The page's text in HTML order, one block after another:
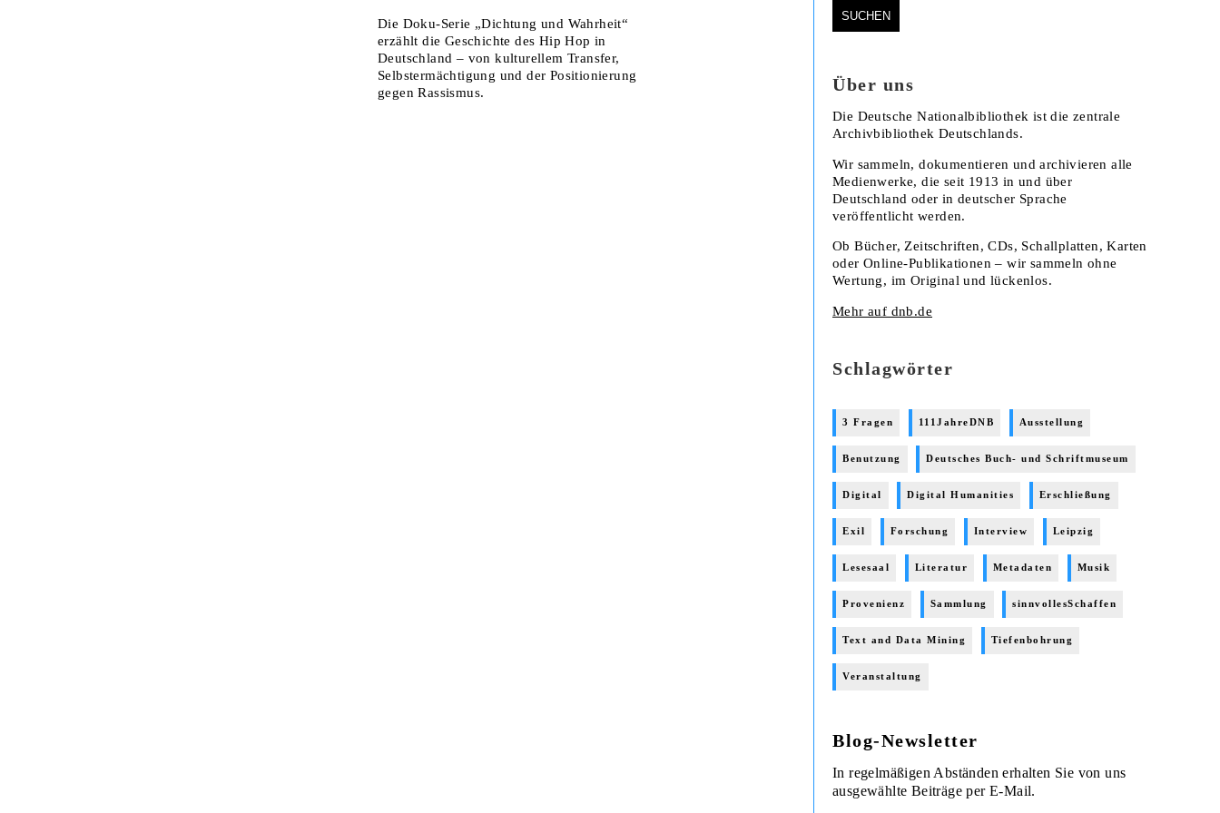
Die Doku-Serie „Dichtung und Wahrheit“
erzählt die Geschichte des Hip Hop in
Deutschland – von kulturellem Transfer,
Selbstermächtigung und der Positionierung
gegen Rassismus.
Über uns
Die Deutsche Nationalbibliothek ist die zentrale
Archivbibliothek Deutschlands.
Wir sammeln, dokumentieren und archivieren alle
Medienwerke, die seit 1913 in und über
Deutschland oder in deutscher Sprache
veröffentlicht werden.
Ob Bücher, Zeitschriften, CDs, Schallplatten, Karten
oder Online-Publikationen – wir sammeln ohne
Wertung, im Original und lückenlos.
Mehr auf dnb.de
Schlagwörter
3 Fragen 111JahreDNB Ausstellung
Benutzung Deutsches Buch- und Schriftmuseum
Digital Digital Humanities Erschließung
Exil Forschung Interview Leipzig
Lesesaal Literatur Metadaten Musik
Provenienz Sammlung sinnvollesSchaffen
Text and Data Mining Tiefenbohrung
Veranstaltung
Blog-Newsletter
In regelmäßigen Abständen erhalten Sie von uns
ausgewählte Beiträge per E-Mail.